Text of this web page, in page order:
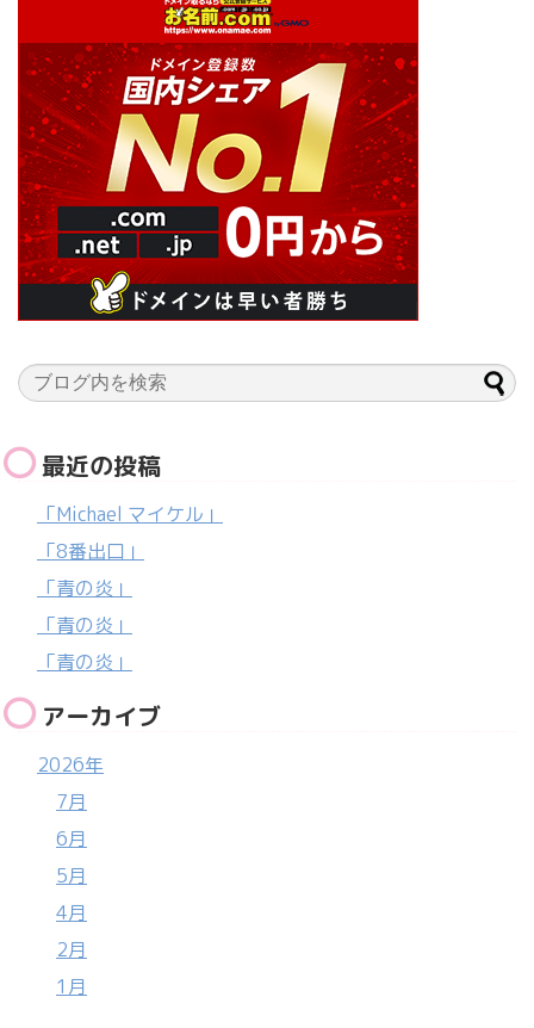
最近の投稿
「Michael マイケル」
「8番出口」
「青の炎」
「青の炎」
「青の炎」
アーカイブ
2026年
7月
6月
5月
4月
2月
1月